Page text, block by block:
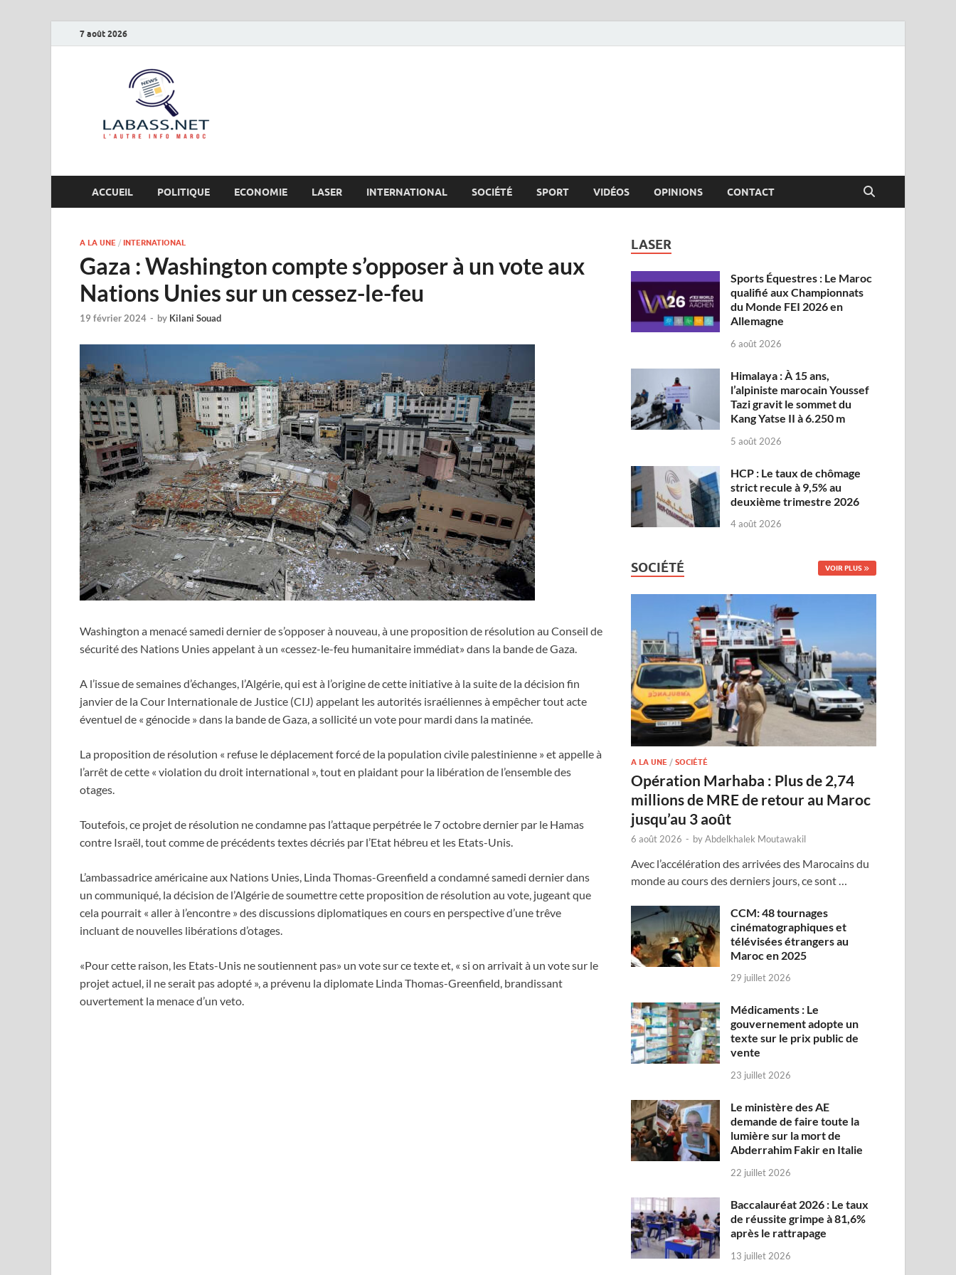
7 août 2026
ACCUEIL POLITIQUE ECONOMIE LASER INTERNATIONAL SOCIÉTÉ SPORT VIDÉOS OPINIONS CONTACT
A LA UNE / INTERNATIONAL
Gaza : Washington compte s’opposer à un vote aux
Nations Unies sur un cessez-le-feu
19 février 2024 - by Kilani Souad
Washington a menacé samedi dernier de s’opposer à nouveau, à une proposition de résolution au Conseil de
sécurité des Nations Unies appelant à un «cessez-le-feu humanitaire immédiat» dans la bande de Gaza.
A l’issue de semaines d’échanges, l’Algérie, qui est à l’origine de cette initiative à la suite de la décision fin
janvier de la Cour Internationale de Justice (CIJ) appelant les autorités israéliennes à empêcher tout acte
éventuel de « génocide » dans la bande de Gaza, a sollicité un vote pour mardi dans la matinée.
La proposition de résolution « refuse le déplacement forcé de la population civile palestinienne » et appelle à
l’arrêt de cette « violation du droit international », tout en plaidant pour la libération de l’ensemble des
otages.
Toutefois, ce projet de résolution ne condamne pas l’attaque perpétrée le 7 octobre dernier par le Hamas
contre Israël, tout comme de précédents textes décriés par l’Etat hébreu et les Etats-Unis.
L’ambassadrice américaine aux Nations Unies, Linda Thomas-Greenfield a condamné samedi dernier dans
un communiqué, la décision de l’Algérie de soumettre cette proposition de résolution au vote, jugeant que
cela pourrait « aller à l’encontre » des discussions diplomatiques en cours en perspective d’une trêve
incluant de nouvelles libérations d’otages.
«Pour cette raison, les Etats-Unis ne soutiennent pas» un vote sur ce texte et, « si on arrivait à un vote sur le
projet actuel, il ne serait pas adopté », a prévenu la diplomate Linda Thomas-Greenfield, brandissant
ouvertement la menace d’un veto.
LASER
Sports Équestres : Le Maroc
qualifié aux Championnats
du Monde FEI 2026 en
Allemagne
6 août 2026
Himalaya : À 15 ans,
l’alpiniste marocain Youssef
Tazi gravit le sommet du
Kang Yatse II à 6.250 m
5 août 2026
HCP : Le taux de chômage
strict recule à 9,5% au
deuxième trimestre 2026
4 août 2026
SOCIÉTÉ VOIR PLUS
A LA UNE /SOCIÉTÉ
Opération Marhaba : Plus de 2,74
millions de MRE de retour au Maroc
jusqu’au 3 août
6 août 2026 - byAbdelkhalek Moutawakil
Avec l’accélération des arrivées des Marocains du
monde au cours des derniers jours, ce sont …
CCM: 48 tournages
cinématographiques et
télévisées étrangers au
Maroc en 2025
29 juillet 2026
Médicaments : Le
gouvernement adopte un
texte sur le prix public de
vente
23 juillet 2026
Le ministère des AE
demande de faire toute la
lumière sur la mort de
Abderrahim Fakir en Italie
22 juillet 2026
Baccalauréat 2026 : Le taux
de réussite grimpe à 81,6%
après le rattrapage
13 juillet 2026